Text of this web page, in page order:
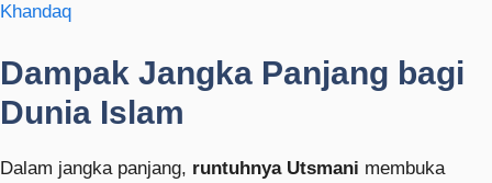
Khandaq
Dampak Jangka Panjang bagi
Dunia Islam
Dalam jangka panjang, runtuhnya Utsmani membuka